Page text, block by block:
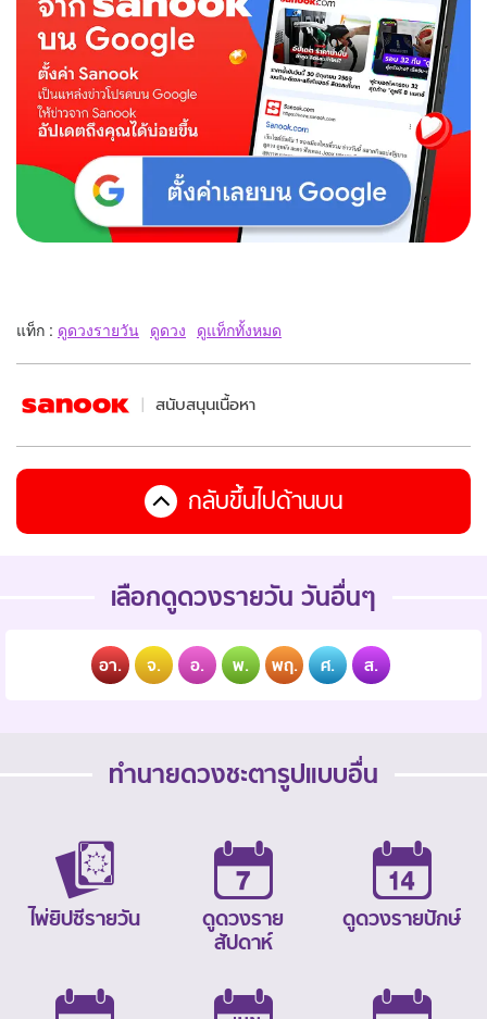
แท็ก : ดูดวงรายวัน ดูดวง ดูแท็กทั้งหมด
สนับสนุนเนื้อหา
กลับขึ้นไปด้านบน
เลือกดูดวงรายวัน วันอื่นๆ
อา. จ. อ. พ. พฤ. ศ. ส.
ทำนายดวงชะตารูปแบบอื่น
ไพ่ยิปซีรายวัน
ดูดวงราย
สัปดาห์
ดูดวงรายปักษ์